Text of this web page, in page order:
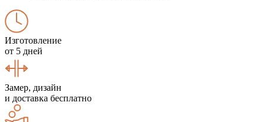
Изготовление
от 5 дней
Замер, дизайн
и доставка бесплатно